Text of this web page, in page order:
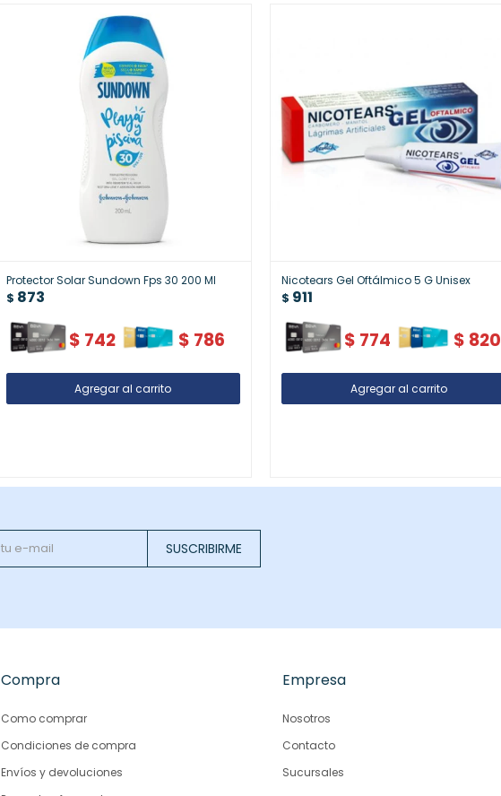
Protector Solar Sundown Fps 30 200 Ml
$ 873
$ 742 $ 786
Nicotears Gel Oftálmico 5 G Unisex
$ 911
$ 774 $ 820
SUSCRIBIRME
Compra
Como comprar
Condiciones de compra
Envíos y devoluciones
Empresa
Nosotros
Contacto
Sucursales